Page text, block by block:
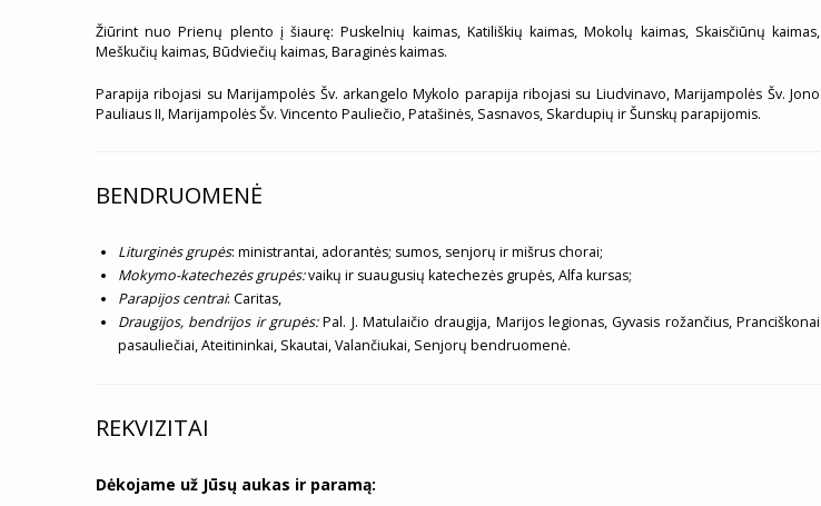
Žiūrint nuo Prienų plento į šiaurę: Puskelnių kaimas, Katiliškių kaimas, Mokolų kaimas, Skaisčiūnų kaimas,
Meškučių kaimas, Būdviečių kaimas, Baraginės kaimas.
Parapija ribojasi su Marijampolės Šv. arkangelo Mykolo parapija ribojasi su Liudvinavo, Marijampolės Šv. Jono
Pauliaus II, Marijampolės Šv. Vincento Pauliečio, Patašinės, Sasnavos, Skardupių ir Šunskų parapijomis.
BENDRUOMENĖ
Liturginės grupės: ministrantai, adorantės; sumos, senjorų ir mišrus chorai;
Mokymo-katechezės grupės:vaikų ir suaugusių katechezės grupės, Alfa kursas;
Parapijos centrai: Caritas,
Draugijos, bendrijos ir grupės:Pal. J. Matulaičio draugija, Marijos legionas, Gyvasis rožančius, Pranciškonai
pasauliečiai, Ateitininkai, Skautai, Valančiukai, Senjorų bendruomenė.
REKVIZITAI
Dėkojame už Jūsų aukas ir paramą: